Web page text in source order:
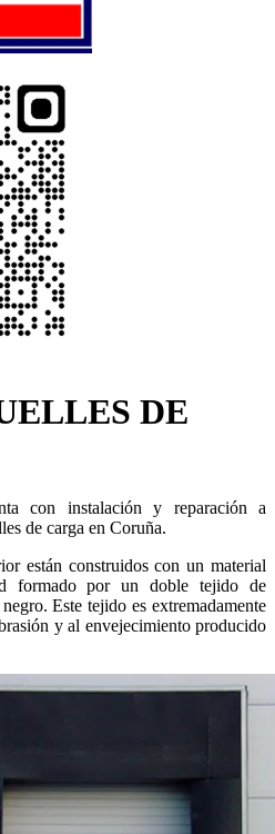
DE
con instalación y reparación a
de carga en Coruña.
están construidos con un material
formado por un doble tejido de
Este tejido es extremadamente
y al envejecimiento producido